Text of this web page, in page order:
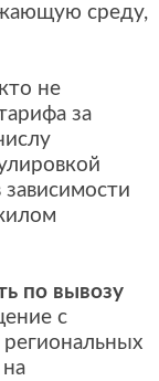
среду,
не
за
по вывозу
с